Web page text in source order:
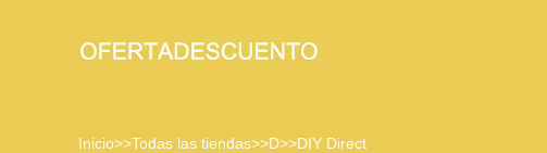
Inicio>>Todas las tiendas>>D>>DIY Direct